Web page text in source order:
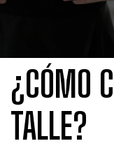
¿CÓMO
TALLE?